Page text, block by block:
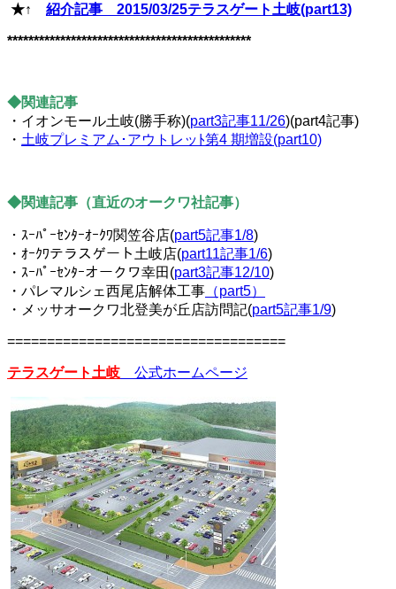
★↑ 紹介記事 2015/03/25テラスゲート土岐(part13)
**********************************************
◆関連記事
・イオンモール土岐(勝手称)(part3記事11/26)(part4記事)
・ 土岐プレミアム･アウトレッﾄ第4 期増設(part10)
◆関連記事（直近のオークワ社記事）
・ｽｰﾊﾟｰｾﾝﾀｰｵｰｸﾜ関笠谷店(part5記事1/8)
・ｵｰｸﾜテラスゲート土岐店(part11記事1/6)
・ｽｰﾊﾟｰｾﾝﾀｰオークワ幸田(part3記事12/10)
・パレマルシェ西尾店解体工事 （part5）
・メッサオークワ北登美が丘店訪問記(part5記事1/9)
===================================
テラスゲート土岐 公式ホームページ